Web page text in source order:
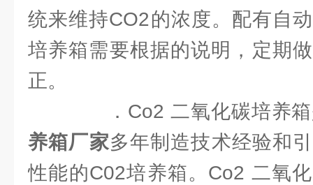
统来维持CO2的浓度。配有自
培养箱需要根据的说明，定期
正。
．Co2 二氧化碳培养箱
养箱厂家多年制造技术经验和
性能的C02培养箱。Co2 二氧